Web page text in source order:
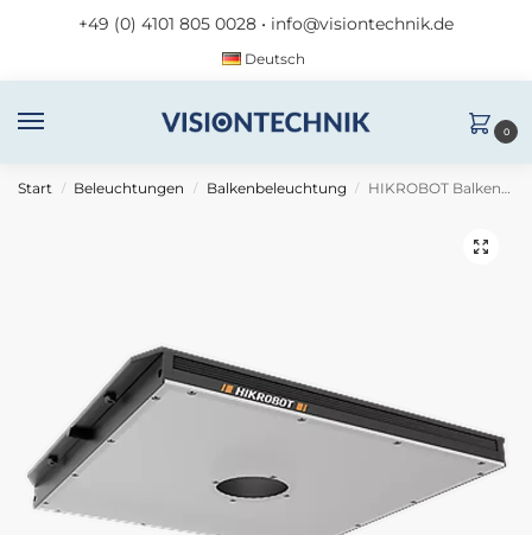
+49 (0) 4101 805 0028 • info@visiontechnik.de
Deutsch
0
Start / Beleuchtungen / Balkenbeleuchtung / HIKROBOT Balkenlicht MV-LBES-H-200-200-W